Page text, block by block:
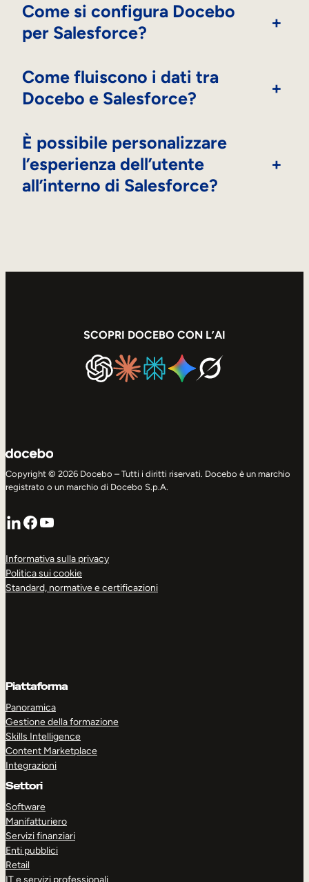
Come si configura Docebo
per Salesforce?
+
Come fluiscono i dati tra
Docebo e Salesforce?
+
È possibile personalizzare
l’esperienza dell’utente
all’interno di Salesforce?
+
SCOPRI DOCEBO CON L’AI
Copyright © 2026 Docebo – Tutti i diritti riservati. Docebo è un marchio
registrato o un marchio di Docebo S.p.A.
LinkedIn
Facebook
YouTube
Informativa sulla privacy
Politica sui cookie
Standard, normative e certificazioni
Piattaforma
Panoramica
Gestione della formazione
Skills Intelligence
Content Marketplace
Integrazioni
Settori
Software
Manifatturiero
Servizi finanziari
Enti pubblici
Retail
IT e servizi professionali